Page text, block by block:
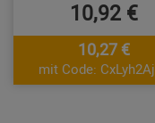
10,92 €
10,27 €
mit Code: